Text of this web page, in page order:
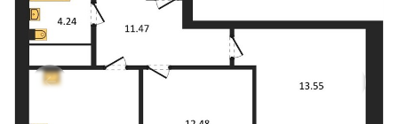
Прокрутить влево